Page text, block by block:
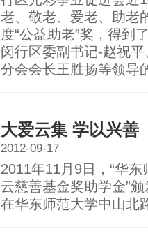
老、敬老、爱老、助老
度“公益助老”奖，得到
闵行区委副书记-赵祝
分会会长王胜扬等领导
大爱云集 学以兴善
2012-09-17
2011年11月9日，“华
云慈善基金奖助学金”
在华东师范大学中山北